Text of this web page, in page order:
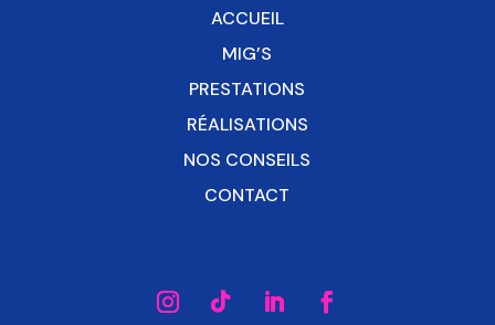
ACCUEIL
MIG’S
PRESTATIONS
RÉALISATIONS
NOS CONSEILS
CONTACT